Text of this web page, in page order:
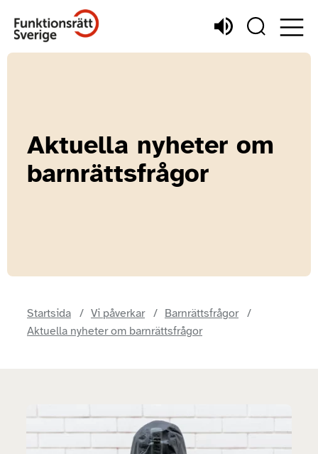
Aktuella nyheter om
barnrättsfrågor
Startsida Vi påverkar
Barnrättsfrågor
Aktuella nyheter om barnrättsfrågor